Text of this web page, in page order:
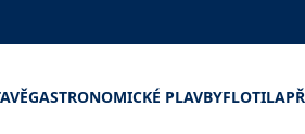
GASTRONOMICKÉ PLAVBYFLOTILA